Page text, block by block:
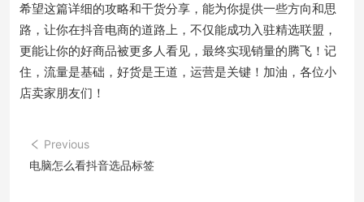
希望这篇详细的攻略和干货分享，能为你提供一些方向和思
路，让你在抖音电商的道路上，不仅能成功入驻精选联盟，
更能让你的好商品被更多人看见，最终实现销量的腾飞！记
住，流量是基础，好货是王道，运营是关键！加油，各位小
店卖家朋友们！
Previous
电脑怎么看抖音选品标签